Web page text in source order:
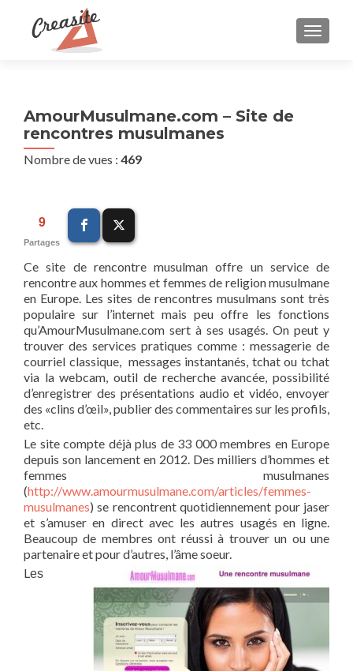
AmourMusulmane.com – Site de
rencontres musulmanes
Nombre de vues : 469
9
Partages
Ce site de rencontre musulman offre un service de
rencontre aux hommes et femmes de religion musulmane
en Europe. Les sites de rencontres musulmans sont très
populaire sur l’internet mais peu offre les fonctions
qu’AmourMusulmane.com sert à ses usagés. On peut y
trouver des services pratiques comme : messagerie de
courriel classique, messages instantanés, tchat ou tchat
via la webcam, outil de recherche avancée, possibilité
d’enregistrer des présentations audio et vidéo, envoyer
des «clins d’œil», publier des commentaires sur les profils,
etc.
Le site compte déjà plus de 33 000 membres en Europe
depuis son lancement en 2012. Des milliers d’hommes et
femmes musulmanes
(http://www.amourmusulmane.com/articles/femmes-
musulmanes) se rencontrent quotidiennement pour jaser
et s’amuser en direct avec les autres usagés en ligne.
Beaucoup de membres ont réussi à trouver un ou une
partenaire et pour d’autres, l’âme soeur.
Lеѕ